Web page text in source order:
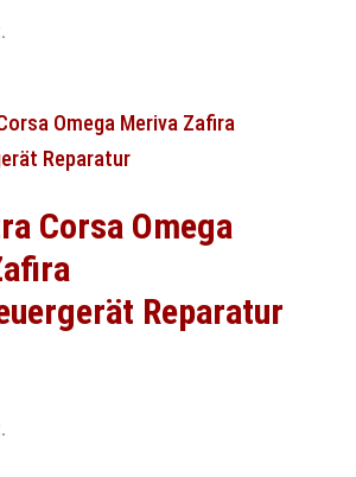
Corsa Omega
Reparatur